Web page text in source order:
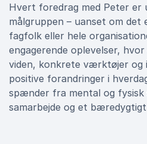
Hvert foredrag med Peter er
målgruppen – uanset om det
fagfolk eller hele
engagerende oplevelser,
viden, konkrete værktøjer og
positive forandringer i
spænder fra mental og fysisk
samarbejde og et bæredygtigt